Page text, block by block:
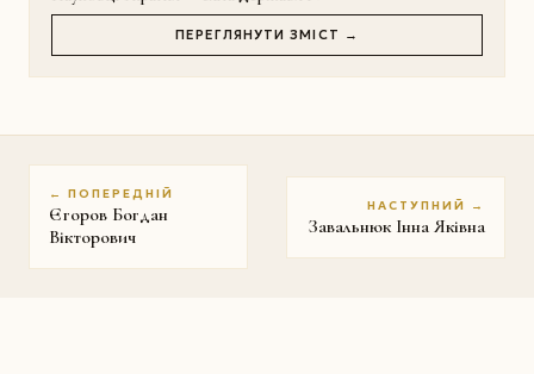
ПЕРЕГЛЯНУТИ ЗМІСТ →
← ПОПЕРЕДНІЙ
Єгоров Богдан
Вікторович
НАСТУПНИЙ →
Завальнюк Iнна Яківна